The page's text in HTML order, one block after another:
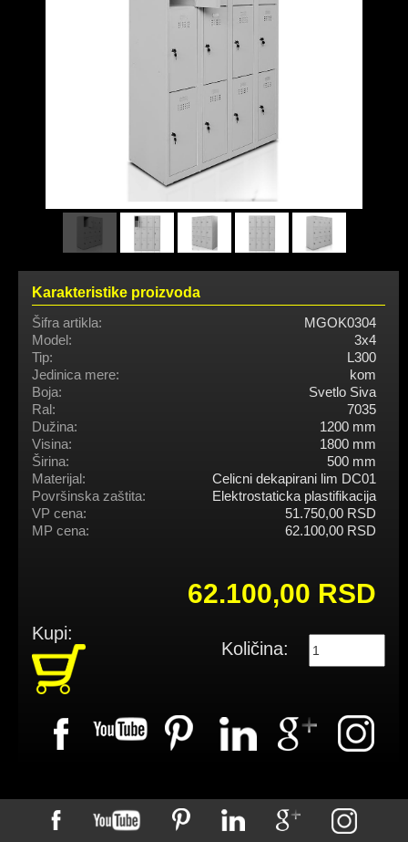
Karakteristike proizvoda
Šifra artikla:
MGOK0304
Model:
3x4
Tip:
L300
Jedinica mere:
kom
Boja:
Svetlo Siva
Ral:
7035
Dužina:
1200 mm
Visina:
1800 mm
Širina:
500 mm
Materijal:
Celicni dekapirani lim DC01
Površinska zaštita:
Elektrostaticka plastifikacija
VP cena:
51.750,00 RSD
MP cena:
62.100,00 RSD
62.100,00 RSD
Kupi:
Količina: